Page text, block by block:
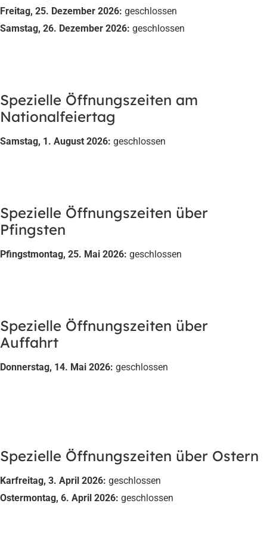
Freitag, 25. Dezember 2026: geschlossen
Samstag, 26. Dezember 2026: geschlossen
Spezielle Öffnungszeiten am
Nationalfeiertag
Samstag, 1. August 2026: geschlossen
Spezielle Öffnungszeiten über
Pfingsten
Pfingstmontag, 25. Mai 2026: geschlossen
Spezielle Öffnungszeiten über
Auffahrt
Donnerstag, 14. Mai 2026: geschlossen
Spezielle Öffnungszeiten über Ostern
Karfreitag, 3. April 2026: geschlossen
Ostermontag, 6. April 2026: geschlossen